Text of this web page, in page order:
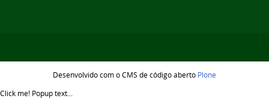
Desenvolvido com o CMS de código aberto Plone
Click me! Popup text...